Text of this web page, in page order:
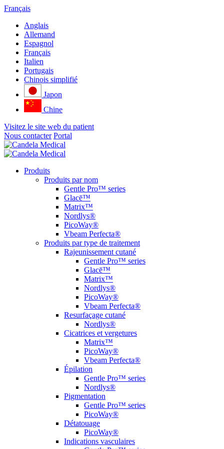
Français
Anglais
Allemand
Espagnol
Français
Italien
Portugais
Chinois simplifié
Japon
Chine
Visitez le site web du patient
Nous contacter Portal
Produits
Produits par nom
Gentle Pro™ series
Glacē™
Matrix™
Nordlys®
PicoWay®
Vbeam Perfecta®
Produits par type de traitement
Rajeunissement cutané
Gentle Pro™ series
Glacē™
Matrix™
Nordlys®
PicoWay®
Vbeam Perfecta®
Resurfaçage cutané
Nordlys®
Cicatrices et vergetures
Matrix™
PicoWay®
Vbeam Perfecta®
Épilation
Gentle Pro™ series
Nordlys®
Pigmentation
Gentle Pro™ series
PicoWay®
Détatouage
PicoWay®
Indications vasculaires